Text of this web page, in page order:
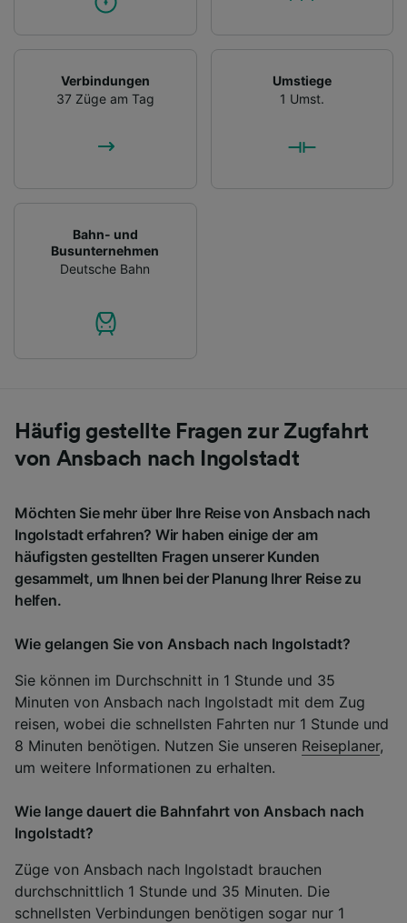
Verbindungen
37 Züge am Tag
Umstiege
1 Umst.
Bahn- und
Busunternehmen
Deutsche Bahn
Häufig gestellte Fragen zur Zugfahrt
von Ansbach nach Ingolstadt
Möchten Sie mehr über Ihre Reise von Ansbach nach
Ingolstadt erfahren? Wir haben einige der am
häufigsten gestellten Fragen unserer Kunden
gesammelt, um Ihnen bei der Planung Ihrer Reise zu
helfen.
Wie gelangen Sie von Ansbach nach Ingolstadt?
Sie können im Durchschnitt in 1 Stunde und 35
Minuten von Ansbach nach Ingolstadt mit dem Zug
reisen, wobei die schnellsten Fahrten nur 1 Stunde und
8 Minuten benötigen. Nutzen Sie unseren Reiseplaner,
um weitere Informationen zu erhalten.
Wie lange dauert die Bahnfahrt von Ansbach nach
Ingolstadt?
Züge von Ansbach nach Ingolstadt brauchen
durchschnittlich 1 Stunde und 35 Minuten. Die
schnellsten Verbindungen benötigen sogar nur 1